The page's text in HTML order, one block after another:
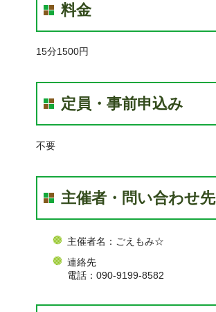
料金
15分1500円
定員・事前申込み
不要
主催者・問い合わせ先
主催者名：ごえもみ☆
連絡先
電話：090-9199-8582